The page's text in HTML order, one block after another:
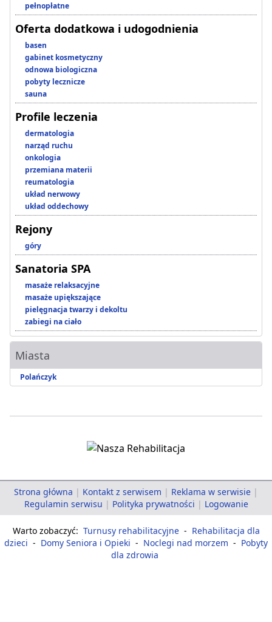
pełnopłatne
Oferta dodatkowa i udogodnienia
basen
gabinet kosmetyczny
odnowa biologiczna
pobyty lecznicze
sauna
Profile leczenia
dermatologia
narząd ruchu
onkologia
przemiana materii
reumatologia
układ nerwowy
układ oddechowy
Rejony
góry
Sanatoria SPA
masaże relaksacyjne
masaże upiększające
pielęgnacja twarzy i dekoltu
zabiegi na ciało
Miasta
Polańczyk
Strona główna | Kontakt z serwisem | Reklama w serwisie |
Regulamin serwisu | Polityka prywatności | Logowanie
Warto zobaczyć: Turnusy rehabilitacyjne - Rehabilitacja dla
dzieci - Domy Seniora i Opieki - Noclegi nad morzem - Pobyty
dla zdrowia